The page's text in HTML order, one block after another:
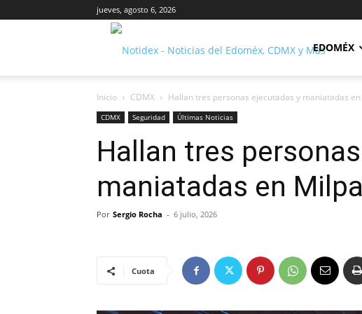
jueves, agosto 6, 2026
Notidex
EDOMÉX
Inicio CDMX Hallan tres personas ejecutadas y maniatadas
CDMX Seguridad Últimas Noticias
Hallan tres
maniatadas en
Por Sergio Rocha - 6 julio, 2026
Cuota